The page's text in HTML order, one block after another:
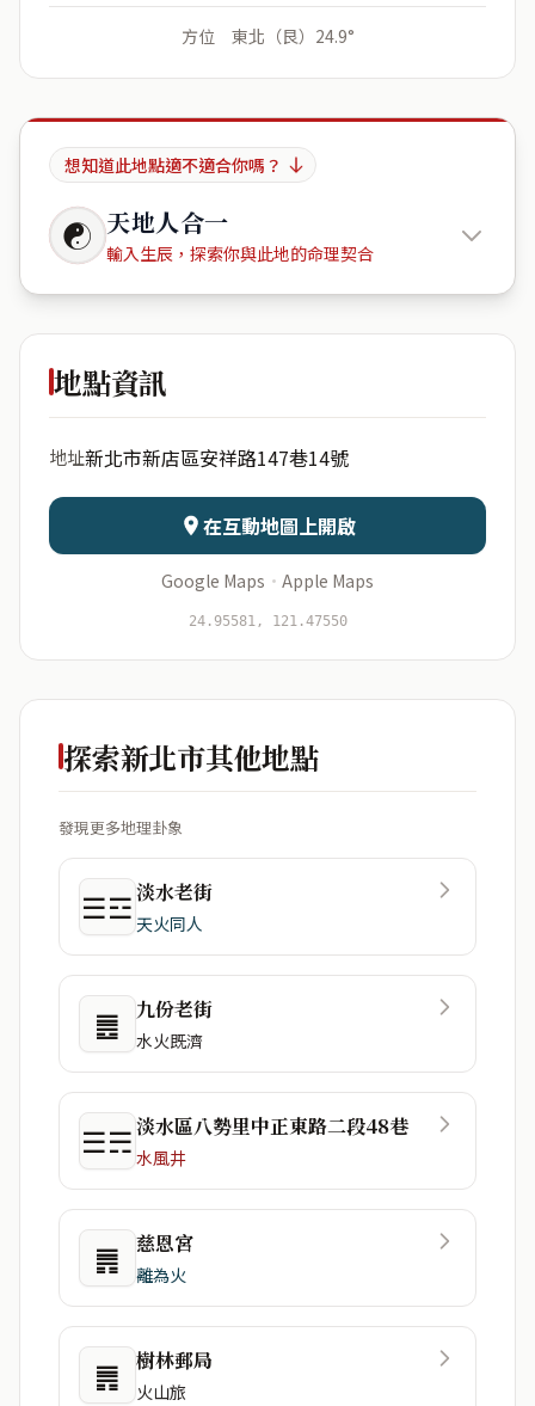
方位 東北（艮）24.9°
想知道此地點適不適合你嗎？
☯ 天地人合一
輸入生辰，探索你與此地的命理契合
安祥山莊
日期 出生時辰
資料僅用於即時分析，不會儲存於伺服器
地點資訊
地址新北市新店區安祥路147巷14號
在互動地圖上開啟
Google Maps · Apple Maps
24.95581, 121.47550
探索新北市其他地點
發現更多地理卦象
☰☲淡水老街
天火同人
䷌ 九份老街
水火既濟
☰☴淡水區八勢里中正東路二段48巷
水風井
䷠ 慈恩宮
離為火
䷠ 樹林郵局
火山旅